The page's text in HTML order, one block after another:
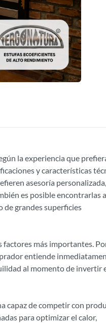
la experiencia que
y características
asesoría personalizada,
es posible encontrarlas a
de grandes superficies
factores más importantes.
entiende
al momento de invertir
capaz de competir con
para optimizar el calor,